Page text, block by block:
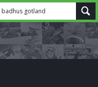
badhus gotland